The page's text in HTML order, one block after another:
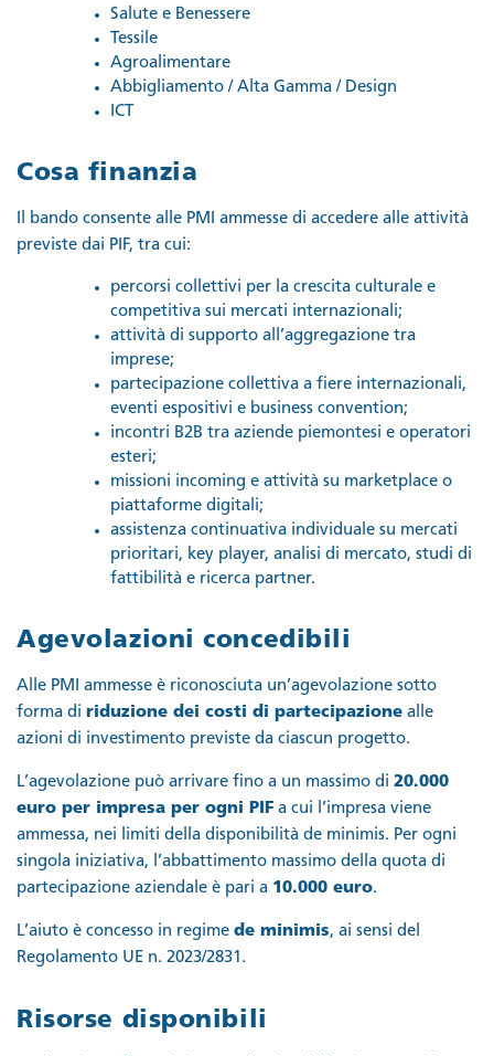
Salute e Benessere
Tessile
Agroalimentare
Abbigliamento / Alta Gamma / Design
ICT
Cosa finanzia
Il bando consente alle PMI ammesse di accedere alle attività
previste dai PIF, tra cui:
percorsi collettivi per la crescita culturale e
competitiva sui mercati internazionali;
attività di supporto all’aggregazione tra
imprese;
partecipazione collettiva a fiere internazionali,
eventi espositivi e business convention;
incontri B2B tra aziende piemontesi e operatori
esteri;
missioni incoming e attività su marketplace o
piattaforme digitali;
assistenza continuativa individuale su mercati
prioritari, key player, analisi di mercato, studi di
fattibilità e ricerca partner.
Agevolazioni concedibili
Alle PMI ammesse è riconosciuta un’agevolazione sotto
forma di riduzione dei costi di partecipazione alle
azioni di investimento previste da ciascun progetto.
L’agevolazione può arrivare fino a un massimo di 20.000
euro per impresa per ogni PIF a cui l’impresa viene
ammessa, nei limiti della disponibilità de minimis. Per ogni
singola iniziativa, l’abbattimento massimo della quota di
partecipazione aziendale è pari a 10.000 euro.
L’aiuto è concesso in regime de minimis, ai sensi del
Regolamento UE n. 2023/2831.
Risorse disponibili